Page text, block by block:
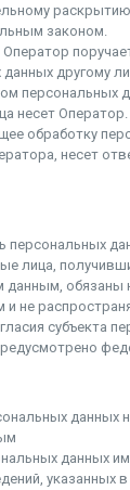
законом.
Оператор
другому
персональных
несет
обработку
несет
персональных
лица,
данным, обязаны
и не
субъекта
данных
данных
указанных